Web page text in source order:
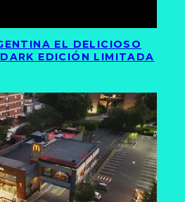
EL DELICIOSO
EDICIÓN LIMITADA